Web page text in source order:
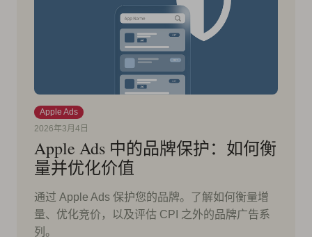
Apple Ads
2026年3月4日
Apple Ads 中的品牌保护：如何衡
量并优化价值
通过 Apple Ads 保护您的品牌。了解如何衡量增
量、优化竞价，以及评估 CPI 之外的品牌广告系
列。